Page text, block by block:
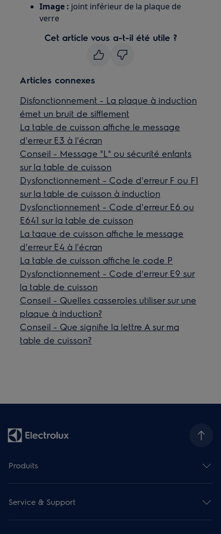
Image : joint inférieur de la plaque de
verre
Cet article vous a-t-il été utile ?
Articles connexes
Disfonctionnement - La plaque à induction
émet un bruit de sifflement
La table de cuisson affiche le message
d'erreur E3 à l'écran
Conseil - Message "L" ou sécurité enfants
sur la table de cuisson
Dysfonctionnement - Code d'erreur F ou F1
sur la table de cuisson à induction
Dysfonctionnement - Code d'erreur E6 ou
E641 sur la table de cuisson
La taque de cuisson affiche le message
d'erreur E4 à l'écran
La table de cuisson affiche le code P
Dysfonctionnement - Code d'erreur E9 sur
la table de cuisson
Conseil - Quelles casseroles utiliser sur une
plaque à induction?
Conseil - Que signifie la lettre A sur ma
table de cuisson?
Produits
Service & Support